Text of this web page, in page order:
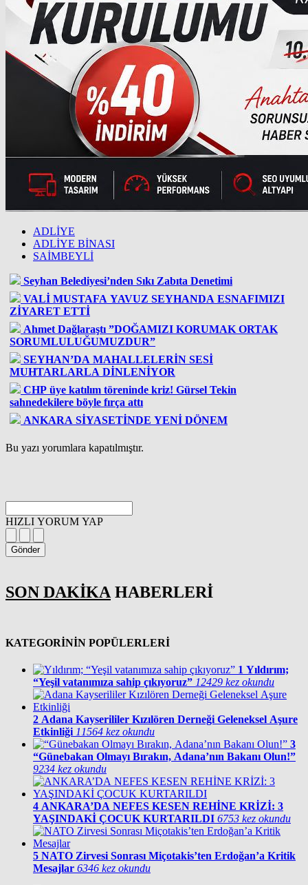
ADLİYE
ADLİYE BİNASI
SAİMBEYLİ
Seyhan Belediyesi’nden Sıkı Zabıta Denetimi
VALİ MUSTAFA YAVUZ SEYHANDA ESNAFIMIZI
ZİYARET ETTİ
Ahmet Dağlaraştı ”DOĞAMIZI KORUMAK ORTAK
SORUMLULUĞUMUZDUR”
SEYHAN’DA MAHALLELERİN SESİ
MUHTARLARLA DİNLENİYOR
CHP üye katılım töreninde kriz! Gürsel Tekin
sahnedekilere böyle fırça attı
ANKARA SİYASETİNDE YENİ DÖNEM
Bu yazı yorumlara kapatılmıştır.
HIZLI YORUM YAP
Gönder
SON DAKİKA HABERLERİ
KATEGORİNİN POPÜLERLERİ
1 Yıldırım;
“Yeşil vatanımıza sahip çıkıyoruz” 12429 kez okundu
2 Adana Kayserililer Kızılören Derneği Geleneksel Aşure
Etkinliği 11564 kez okundu
3
“Günebakan Olmayı Bırakın, Adana’nın Bakanı Olun!”
9234 kez okundu
4 ANKARA’DA NEFES KESEN REHİNE KRİZİ: 3
YAŞINDAKİ ÇOCUK KURTARILDI 6753 kez okundu
5 NATO Zirvesi Sonrası Miçotakis’ten Erdoğan’a Kritik
Mesajlar 6346 kez okundu